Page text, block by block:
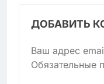
ДОБАВИТЬ
Ваш адрес
Обязательные